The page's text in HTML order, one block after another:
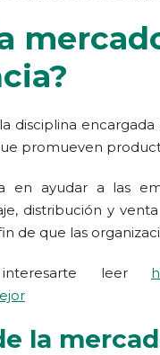
disciplina
promueven
en ayudar a las
distribución y
de que las
leer
la